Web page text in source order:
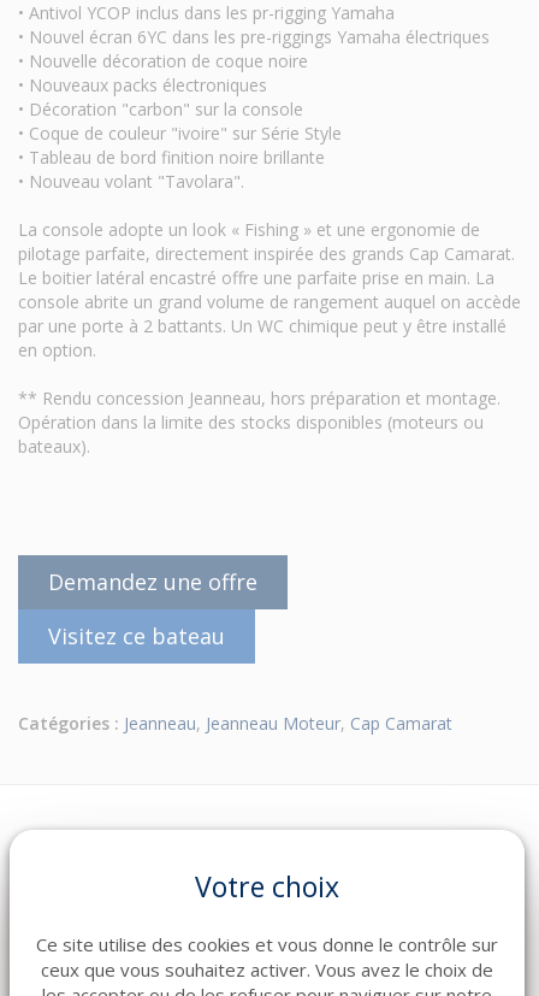
• Antivol YCOP inclus dans les pr-rigging Yamaha
• Nouvel écran 6YC dans les pre-riggings Yamaha électriques
• Nouvelle décoration de coque noire
• Nouveaux packs électroniques
• Décoration "carbon" sur la console
• Coque de couleur "ivoire" sur Série Style
• Tableau de bord finition noire brillante
• Nouveau volant "Tavolara".
La console adopte un look « Fishing » et une ergonomie de
pilotage parfaite, directement inspirée des grands Cap Camarat.
Le boitier latéral encastré offre une parfaite prise en main. La
console abrite un grand volume de rangement auquel on accède
par une porte à 2 battants. Un WC chimique peut y être installé
en option.
** Rendu concession Jeanneau, hors préparation et montage.
Opération dans la limite des stocks disponibles (moteurs ou
bateaux).
Demandez une offre
Visitez ce bateau
Catégories : Jeanneau, Jeanneau Moteur, Cap Camarat
DESCRIPTION
EQUIPEMENT
DOCUMENTATION
Votre choix
Ce site utilise des cookies et vous donne le contrôle sur
ceux que vous souhaitez activer. Vous avez le choix de